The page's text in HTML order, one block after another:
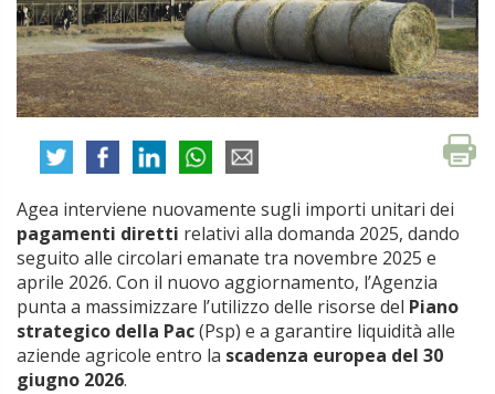
Agea interviene nuovamente sugli importi unitari dei
pagamenti diretti relativi alla domanda 2025, dando
seguito alle circolari emanate tra novembre 2025 e
aprile 2026. Con il nuovo aggiornamento, l’Agenzia
punta a massimizzare l’utilizzo delle risorse del Piano
strategico della Pac(Psp) e a garantire liquidità alle
aziende agricole entro la scadenza europea del 30
giugno 2026.